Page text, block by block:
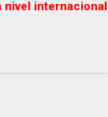
nivel internacional